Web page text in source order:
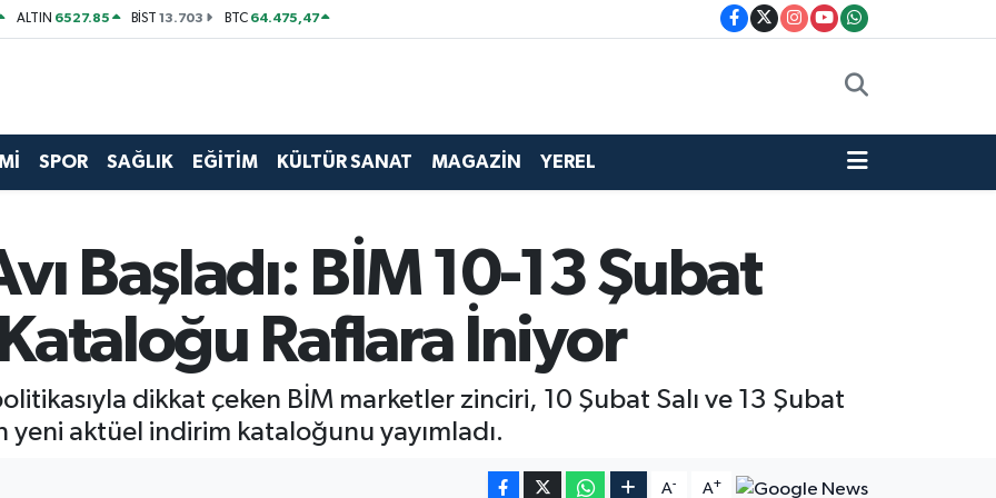
ALTIN 6527.85 BİST13.703 BTC 64.475,47
SPOR SAĞLIK EĞİTİM KÜLTÜR SANAT MAGAZİN YEREL
Başladı: BİM 10-13 Şubat
Raflara İniyor
dikkat çeken BİM marketler zinciri, 10 Şubat Salı ve 13 Şubat
aktüel indirim kataloğunu yayımladı.
A- A+